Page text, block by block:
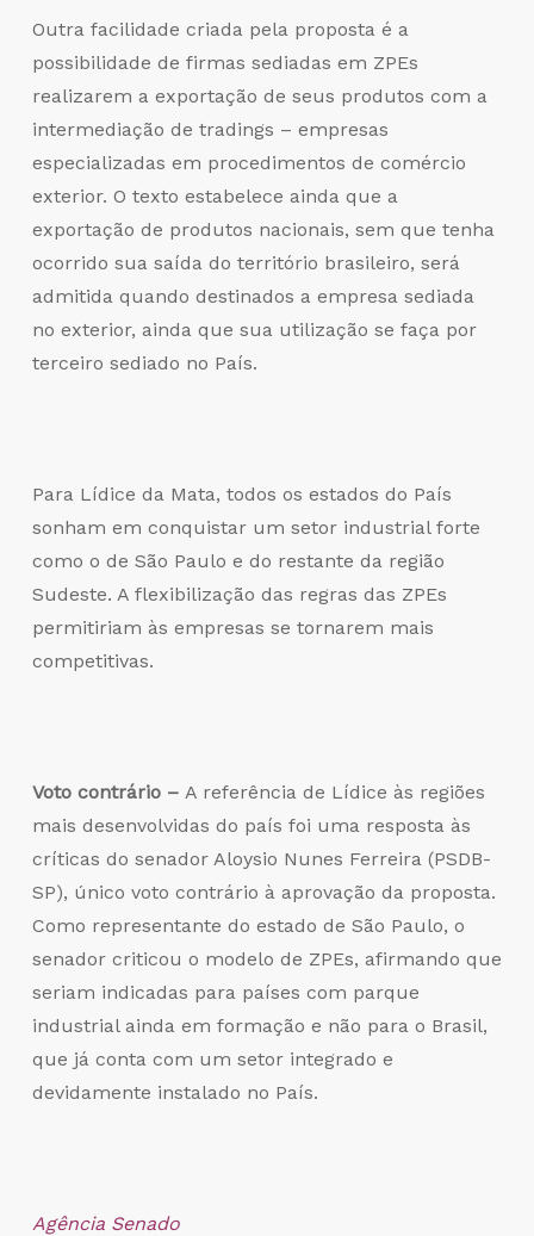
Outra facilidade criada pela proposta é a
possibilidade de firmas sediadas em ZPEs
realizarem a exportação de seus produtos com a
intermediação de tradings – empresas
especializadas em procedimentos de comércio
exterior. O texto estabelece ainda que a
exportação de produtos nacionais, sem que tenha
ocorrido sua saída do território brasileiro, será
admitida quando destinados a empresa sediada
no exterior, ainda que sua utilização se faça por
terceiro sediado no País.
Para Lídice da Mata, todos os estados do País
sonham em conquistar um setor industrial forte
como o de São Paulo e do restante da região
Sudeste. A flexibilização das regras das ZPEs
permitiriam às empresas se tornarem mais
competitivas.
Voto contrário – A referência de Lídice às regiões
mais desenvolvidas do país foi uma resposta às
críticas do senador Aloysio Nunes Ferreira (PSDB-
SP), único voto contrário à aprovação da proposta.
Como representante do estado de São Paulo, o
senador criticou o modelo de ZPEs, afirmando que
seriam indicadas para países com parque
industrial ainda em formação e não para o Brasil,
que já conta com um setor integrado e
devidamente instalado no País.
Agência Senado